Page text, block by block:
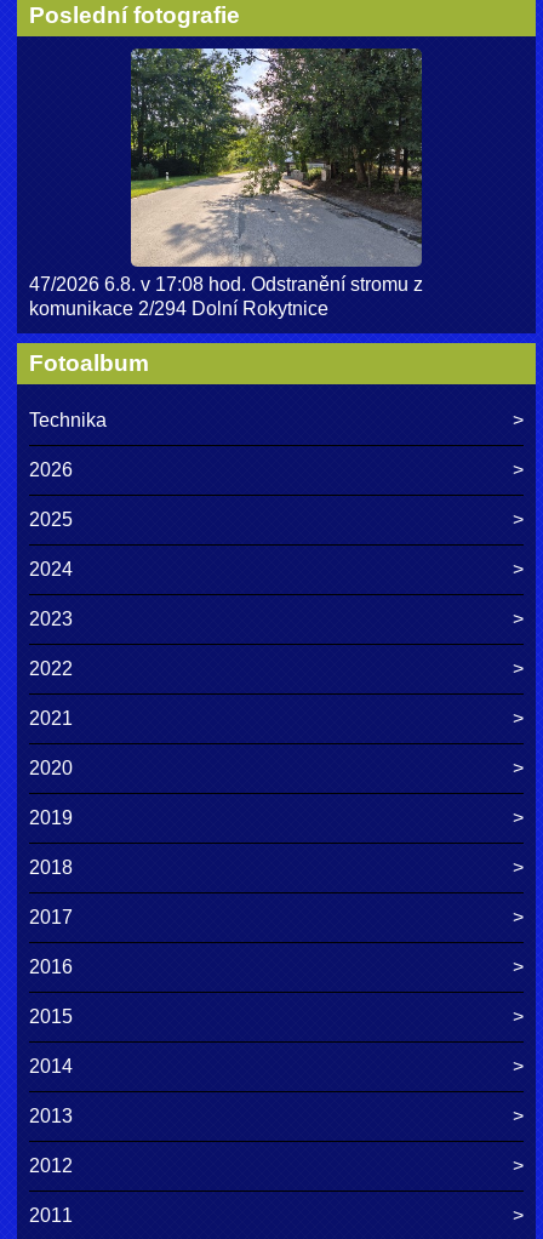
Poslední fotografie
47/2026 6.8. v 17:08 hod. Odstranění stromu z
komunikace 2/294 Dolní Rokytnice
Fotoalbum
Technika
2026
2025
2024
2023
2022
2021
2020
2019
2018
2017
2016
2015
2014
2013
2012
2011